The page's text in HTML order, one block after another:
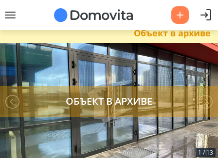
Объект в архиве
1 /13